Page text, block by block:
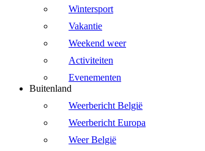
Wintersport
Vakantie
Weekend weer
Activiteiten
Evenementen
Buitenland
Weerbericht België
Weerbericht Europa
Weer België